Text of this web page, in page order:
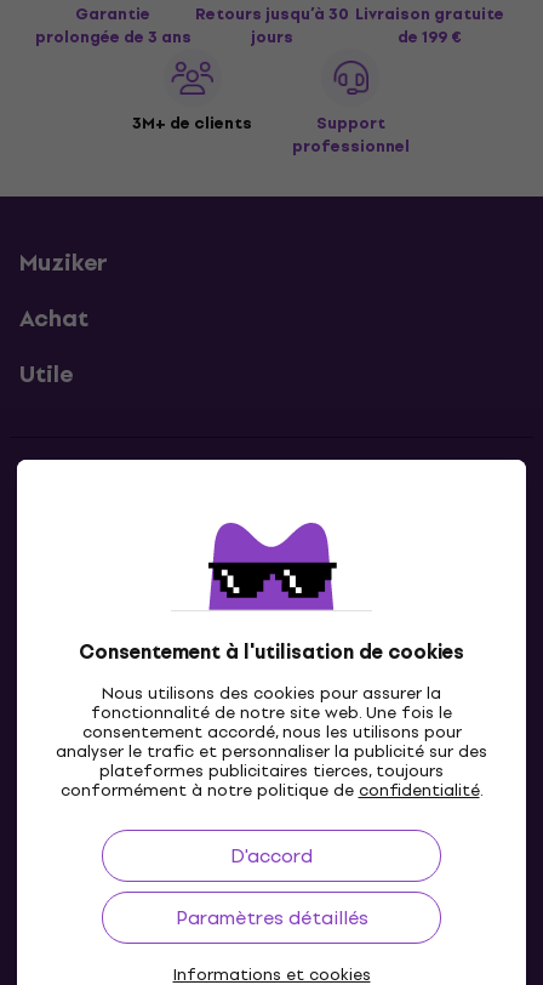
Consentement à l'utilisation de cookies
Nous utilisons des cookies pour assurer la
fonctionnalité de notre site web. Une fois le
consentement accordé, nous les utilisons pour
analyser le trafic et personnaliser la publicité sur des
plateformes publicitaires tierces, toujours
conformément à notre politique deconfidentialité.
D'accord
Paramètres détaillés
Informations et cookies
Garantie
prolongée de 3 ans
Retours jusqu’à 30
jours
Livraison gratuite
de 199 €
3M+ de clients
Support
professionnel
Muziker
Achat
Utile
Contacte nous
LU